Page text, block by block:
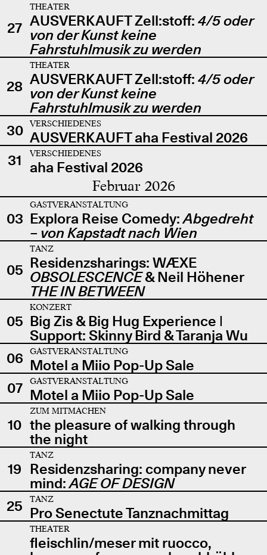
27
THEATER
AUSVERKAUFT Zell:stoff: 4/5 oder
von der Kunst keine
Fahrstuhlmusik zu werden
28
THEATER
AUSVERKAUFT Zell:stoff: 4/5 oder
von der Kunst keine
Fahrstuhlmusik zu werden
30
VERSCHIEDENES
AUSVERKAUFT aha Festival 2026
31
VERSCHIEDENES
aha Festival 2026
Februar 2026
03
GASTVERANSTALTUNG
Explora Reise Comedy:Abgedreht
– von Kapstadt nach Wien
05
TANZ
Residenzsharings: WÆXE
OBSOLESCENCE& Neil Höhener
THE IN BETWEEN
05
KONZERT
Big Zis & Big Hug Experience |
Support: Skinny Bird & Taranja Wu
06
GASTVERANSTALTUNG
Motel a Miio Pop-Up Sale
07
GASTVERANSTALTUNG
Motel a Miio Pop-Up Sale
10
ZUM MITMACHEN
the pleasure of walking through
the night
19
TANZ
Residenzsharing: company never
mind:AGE OF DESIGN
25
TANZ
Pro Senectute Tanznachmittag
THEATER
fleischlin/meser mit ruocco,